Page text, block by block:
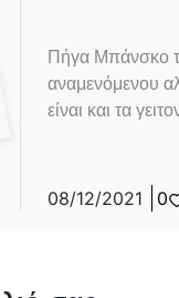
Πήγα Μπάνσκο
αναμενόμενου
είναι και τα
08/12/2021 0